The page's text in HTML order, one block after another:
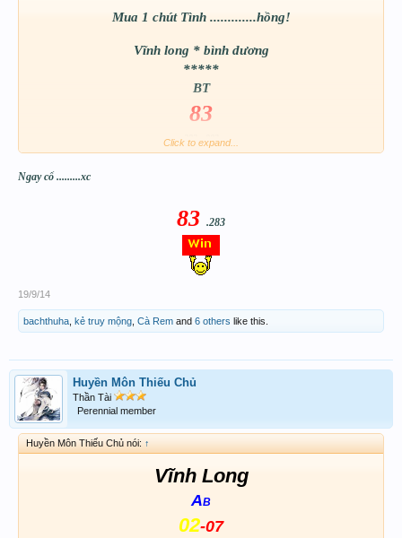
Mua 1 chút Tình .............hồng!
Vĩnh long * bình dương
*****
BT
83
Click to expand...
Ngay cổ .........xc
83 .283
19/9/14
bachthuha kẻ truy mộng Cà Rem and 6 others like this.
Huyền Môn Thiếu Chủ
Thần Tài
Perennial member
Huyền Môn Thiếu Chủ nói: ↑
Vĩnh Long
AB
02-07